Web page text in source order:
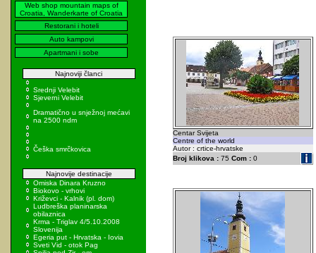
Web shop mountain maps of
Croatia, Wanderkarte of Croatia
Restorani i hoteli
Auto kampovi
Apartmani i sobe
Najnoviji članci
Srednji Velebit
Sjeverni Velebit
Dramatično u snježnoj mećavi
na 2500 ndm
Češka smrčkovica
Najnovije destinacije
Omiska Dinara Kruzno
Biokovo - vrhovi
Križevci - Kalnik (pl. dom)
Ludbreška planinarska
obilaznica
Krma - Triglav 4/5.10.2008
Slovenija
Egeria put - Hrvatska - Iovia
Sveti Vid - otok Pag
Centar Svijeta
Centre of the world
Autor : crtice-hrvatske
Broj klikova :75 Com :0